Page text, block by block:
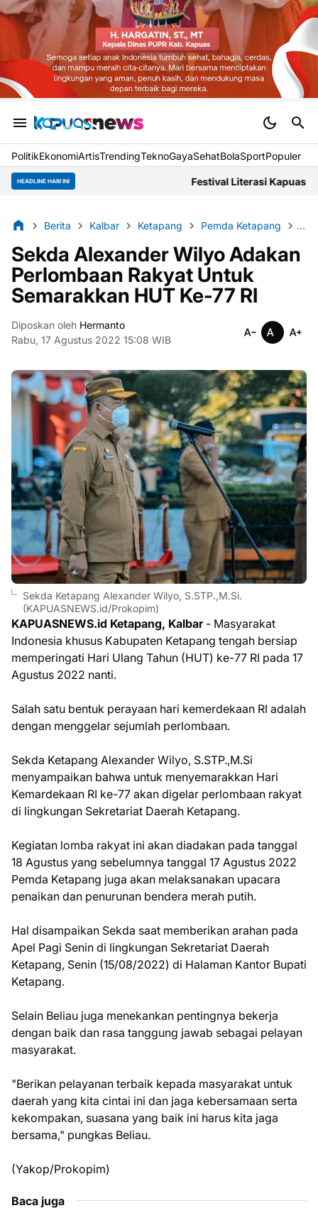
PolitikEkonomiArtisTrendingTeknoGayaSehatBolaSportPopuler
HEADLINE HARI INI Festival Literasi Kapuas Dokumentasikan
Berita Kalbar Ketapang Pemda Ketapang
Sekda Alexander Wilyo Adakan
Perlombaan Rakyat Untuk
Semarakkan HUT Ke-77 RI
Diposkan oleh Hermanto
Rabu, 17 Agustus 2022 15:08 WIB
Sekda Ketapang Alexander Wilyo, S.STP.,M.Si.
(KAPUASNEWS.id/Prokopim)
KAPUASNEWS.id Ketapang, Kalbar- Masyarakat
Indonesia khusus Kabupaten Ketapang tengah bersiap
memperingati Hari Ulang Tahun (HUT) ke-77 RI pada 17
Agustus 2022 nanti.
Salah satu bentuk perayaan hari kemerdekaan RI adalah
dengan menggelar sejumlah perlombaan.
Sekda Ketapang Alexander Wilyo, S.STP.,M.Si
menyampaikan bahwa untuk menyemarakkan Hari
Kemardekaan RI ke-77 akan digelar perlombaan rakyat
di lingkungan Sekretariat Daerah Ketapang.
Kegiatan lomba rakyat ini akan diadakan pada tanggal
18 Agustus yang sebelumnya tanggal 17 Agustus 2022
Pemda Ketapang juga akan melaksanakan upacara
penaikan dan penurunan bendera merah putih.
Hal disampaikan Sekda saat memberikan arahan pada
Apel Pagi Senin di lingkungan Sekretariat Daerah
Ketapang, Senin (15/08/2022) di Halaman Kantor Bupati
Ketapang.
Selain Beliau juga menekankan pentingnya bekerja
dengan baik dan rasa tanggung jawab sebagai pelayan
masyarakat.
"Berikan pelayanan terbaik kepada masyarakat untuk
daerah yang kita cintai ini dan jaga kebersamaan serta
kekompakan, suasana yang baik ini harus kita jaga
bersama," pungkas Beliau.
(Yakop/Prokopim)
Baca juga